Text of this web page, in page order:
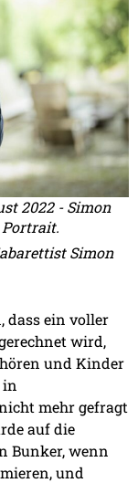
2022 - Simon
Portrait.
Simon
dass ein voller
wird,
und Kinder
in
mehr gefragt
auf die
Bunker, wenn
und